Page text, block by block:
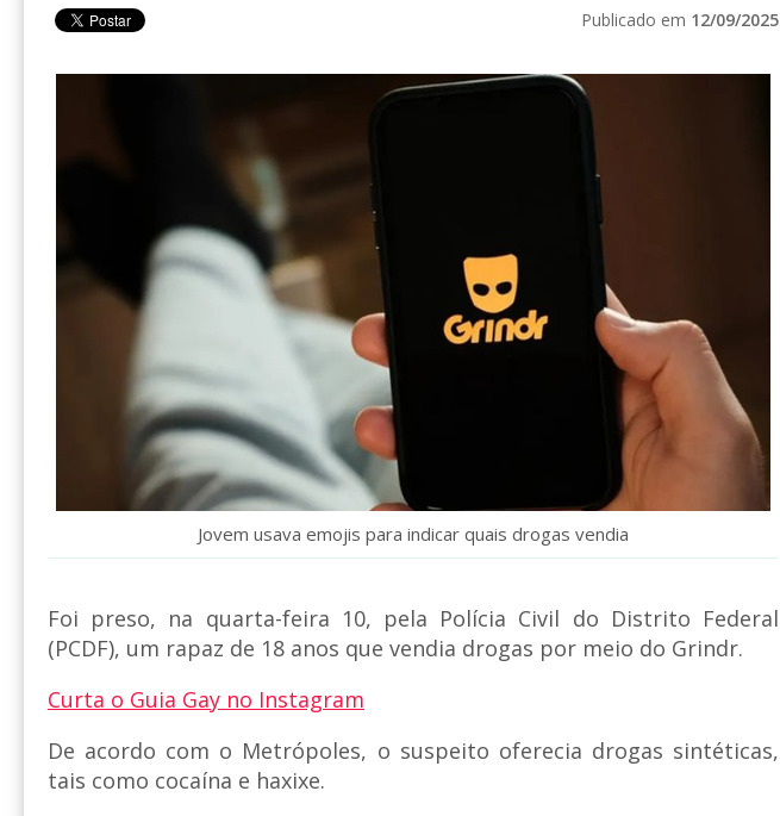
Publicado em 12/09/2025
Jovem usava emojis para indicar quais drogas vendia
Foi preso, na quarta-feira 10, pela Polícia Civil do Distrito Federal
(PCDF), um rapaz de 18 anos que vendia drogas por meio do Grindr.
Curta o Guia Gay no Instagram
De acordo com o Metrópoles, o suspeito oferecia drogas sintéticas,
tais como cocaína e haxixe.